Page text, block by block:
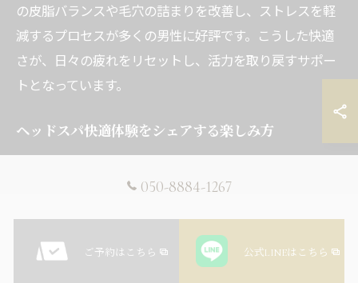
の皮脂バランスや毛穴の詰まりを改善し、ストレスを軽
減するプロセスが多くの男性に好評です。こうした快適
さが、日々の疲れをリセットし、活力を取り戻すサポー
トとなっています。
ヘッドスパ快適体験をシェアする楽しみ方
とでさらに楽しみが広がります。理由は、体験談や感想
つかるからです。例えば、施術後のリフレッシュ感や心
地よさを話題にすることで、次回のヘッドスパ選びの参
050-8884-1267
ご予約はこちら 公式LINEはこちら